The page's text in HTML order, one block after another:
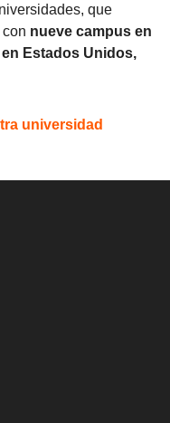
que
nueve campus en
Estados Unidos,
universidad